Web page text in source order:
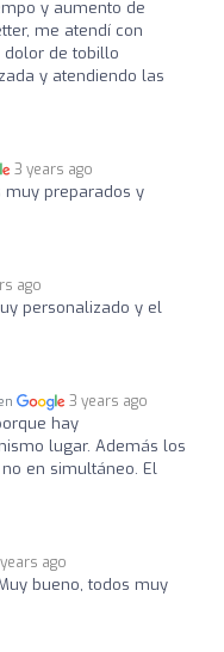
y aumento de
me atendí con
de tobillo
y atendiendo las
3 years ago
muy preparados y
ago
personalizado y el
3 years ago
hay
lugar. Además los
en simultáneo. El
ago
bueno, todos muy